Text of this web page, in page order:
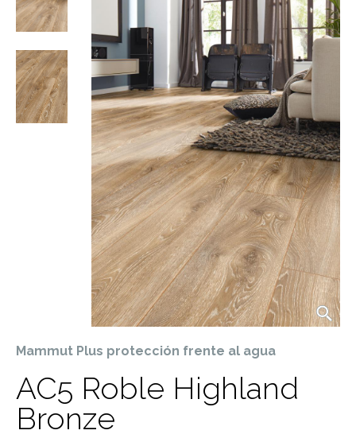
Mammut Plus protección frente al agua
AC5 Roble Highland
Bronze